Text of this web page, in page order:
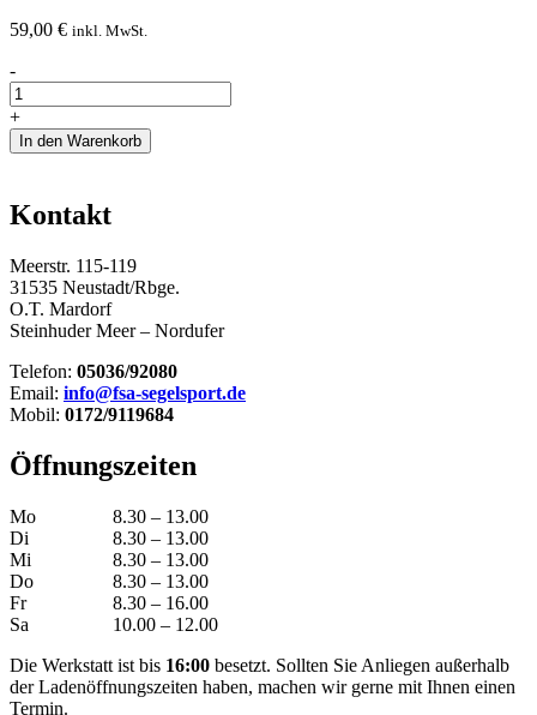
59,00 € inkl. MwSt.
Saling
Endstück
Menge
-
+
In den Warenkorb
Kontakt
Meerstr. 115-119
31535 Neustadt/Rbge.
O.T. Mardorf
Steinhuder Meer – Nordufer
Telefon: 05036/92080
Email: info@fsa-segelsport.de
Mobil: 0172/9119684
Öffnungszeiten
Mo
8.30 – 13.00
Di
8.30 – 13.00
Mi
8.30 – 13.00
Do
8.30 – 13.00
Fr
8.30 – 16.00
Sa
10.00 – 12.00
Die Werkstatt ist bis 16:00 besetzt. Sollten Sie Anliegen außerhalb
der Ladenöffnungszeiten haben, machen wir gerne mit Ihnen einen
Termin.